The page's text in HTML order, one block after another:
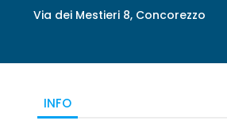
Via dei Mestieri 8, Concorezzo
INFO